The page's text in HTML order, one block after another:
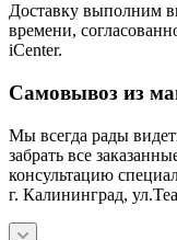
Доставку выполним
времени,
iCenter.
Самовывоз из
Мы всегда рады
забрать все
консультацию
г. Калининград,